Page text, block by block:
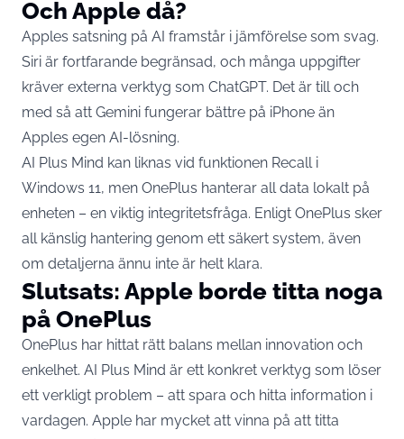
Och Apple då?
Apples satsning på AI framstår i jämförelse som svag.
Siri är fortfarande begränsad, och många uppgifter
kräver externa verktyg som ChatGPT. Det är till och
med så att Gemini fungerar bättre på iPhone än
Apples egen AI-lösning.
AI Plus Mind kan liknas vid funktionen Recall i
Windows 11, men OnePlus hanterar all data lokalt på
enheten – en viktig integritetsfråga. Enligt OnePlus sker
all känslig hantering genom ett säkert system, även
om detaljerna ännu inte är helt klara.
Slutsats: Apple borde titta noga
på OnePlus
OnePlus har hittat rätt balans mellan innovation och
enkelhet. AI Plus Mind är ett konkret verktyg som löser
ett verkligt problem – att spara och hitta information i
vardagen. Apple har mycket att vinna på att titta